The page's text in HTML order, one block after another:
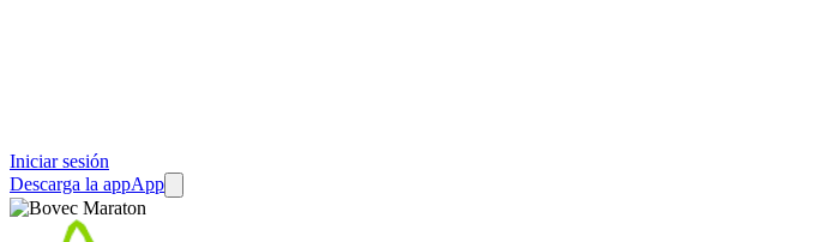
Iniciar sesión
Descarga la appApp